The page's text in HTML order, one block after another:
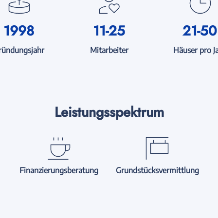
1998 11-25
Mitarbeiter
21-50
Häuser pro
Leistungsspektrum
Finanzierungsberatung Grundstücksvermittlung